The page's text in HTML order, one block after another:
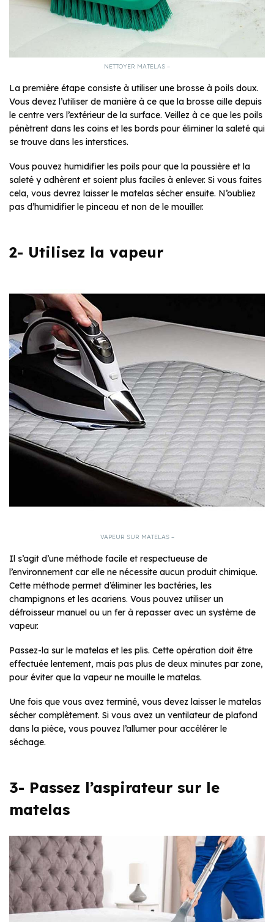
NETTOYER MATELAS –
La première étape consiste à utiliser une brosse à poils doux.
Vous devez l’utiliser de manière à ce que la brosse aille depuis
le centre vers l’extérieur de la surface. Veillez à ce que les poils
pénètrent dans les coins et les bords pour éliminer la saleté qui
se trouve dans les interstices.
Vous pouvez humidifier les poils pour que la poussière et la
saleté y adhèrent et soient plus faciles à enlever. Si vous faites
cela, vous devrez laisser le matelas sécher ensuite. N’oubliez
pas d’humidifier le pinceau et non de le mouiller.
2- Utilisez la vapeur
VAPEUR SUR MATELAS –
Il s’agit d’une méthode facile et respectueuse de
l’environnement car elle ne nécessite aucun produit chimique.
Cette méthode permet d’éliminer les bactéries, les
champignons et les acariens. Vous pouvez utiliser un
défroisseur manuel ou un fer à repasser avec un système de
vapeur.
Passez-la sur le matelas et les plis. Cette opération doit être
effectuée lentement, mais pas plus de deux minutes par zone,
pour éviter que la vapeur ne mouille le matelas.
Une fois que vous avez terminé, vous devez laisser le matelas
sécher complètement. Si vous avez un ventilateur de plafond
dans la pièce, vous pouvez l’allumer pour accélérer le
séchage.
3- Passez l’aspirateur sur le
matelas